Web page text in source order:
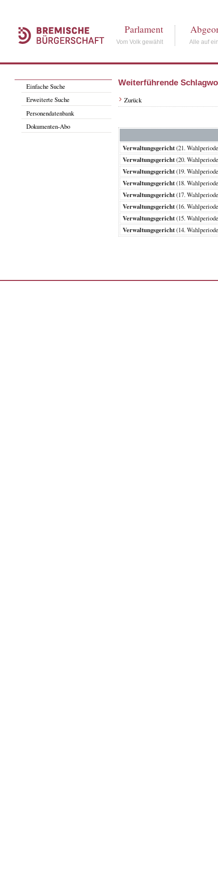
Parlament
Vom Volk gewählt Alle auf
Einfache Suche
Erweiterte Suche
Personendatenbank
Dokumenten-Abo
Weiterführende
Zurück
Verwaltungsgericht(21.
Verwaltungsgericht(20.
Verwaltungsgericht(19.
Verwaltungsgericht(18.
Verwaltungsgericht(17.
Verwaltungsgericht(16.
Verwaltungsgericht(15.
Verwaltungsgericht(14.